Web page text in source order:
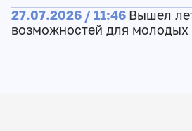
27.07.2026 / 11:46 Вышел
возможностей для молодых